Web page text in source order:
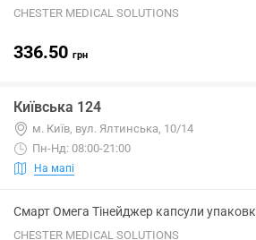
CHESTER MEDICAL SOLUTIONS
336.50 грн
Київська 124
м. Київ, вул. Ялтинська, 10/14
Пн-Нд: 08:00-21:00
На мапі
Смарт Омега Тінейджер капсули
CHESTER MEDICAL SOLUTIONS